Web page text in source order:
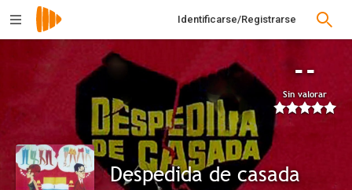
Identificarse/Registrarse
--
Sin valorar
Despedida de casada